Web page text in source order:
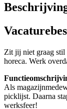
Zit jij niet graag stil
horeca. Werk
Als
picklijst. Daarna
werksfeer!